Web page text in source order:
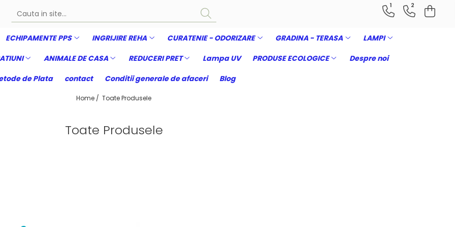
1 2
ECHIPAMENTE PPS INGRIJIRE REHA CURATENIE - ODORIZARE GRADINA - TERASA
LAMPI
ANIMALE DE CASA REDUCERI PRET Lampa UV PRODUSE ECOLOGICE
Despre noi
de Plata
contact Conditii generale de afaceri Blog
Home / Toate Produsele
Toate Produsele